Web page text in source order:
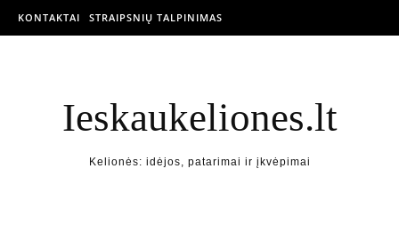
KONTAKTAI STRAIPSNIŲ TALPINIMAS
Ieskaukeliones.lt
Kelionės: idėjos, patarimai ir įkvėpimai